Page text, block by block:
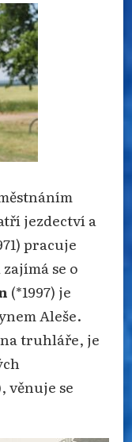
jezdectví a
pracuje
se o
(*1997) je
Aleše.
truhláře, je
věnuje se